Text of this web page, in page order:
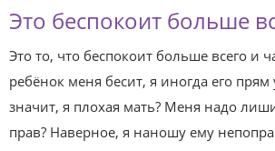
Это беспокоит больше
Это то, что беспокоит больше всего и
ребёнок меня бесит, я иногда его прям
значит, я плохая мать? Меня надо
прав? Наверное, я наношу ему